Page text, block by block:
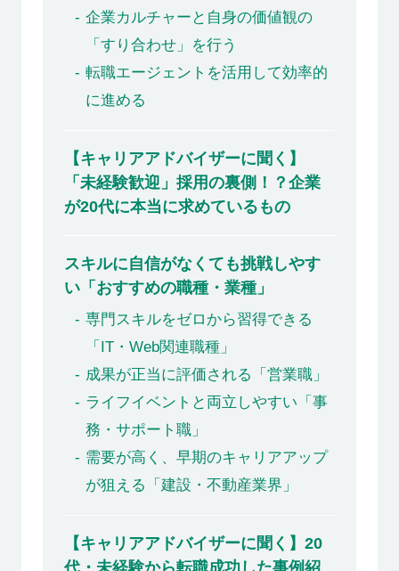
企業カルチャーと自身の価値観の
「すり合わせ」を行う
転職エージェントを活用して効率的
に進める
【キャリアアドバイザーに聞く】
「未経験歓迎」採用の裏側！？企業
が20代に本当に求めているもの
スキルに自信がなくても挑戦しやす
い「おすすめの職種・業種」
専門スキルをゼロから習得できる
「IT・Web関連職種」
成果が正当に評価される「営業職」
ライフイベントと両立しやすい「事
務・サポート職」
需要が高く、早期のキャリアアップ
が狙える「建設・不動産業界」
【キャリアアドバイザーに聞く】20
代・未経験から転職成功した事例紹